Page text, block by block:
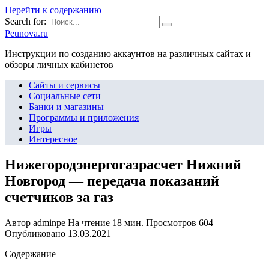
Перейти к содержанию
Search for:
Peunova.ru
Инструкции по созданию аккаунтов на различных сайтах и
обзоры личных кабинетов
Сайты и сервисы
Социальные сети
Банки и магазины
Программы и приложения
Игры
Интересное
Нижегородэнергогазрасчет Нижний
Новгород — передача показаний
счетчиков за газ
Автор adminpe На чтение 18 мин. Просмотров 604
Опубликовано 13.03.2021
Содержание